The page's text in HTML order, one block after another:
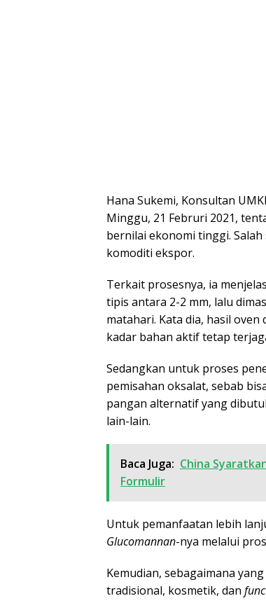
Hana Sukemi, Konsultan
Minggu, 21 Februri 2021,
bernilai ekonomi tinggi.
komoditi ekspor.
Terkait prosesnya, ia
tipis antara 2-2 mm, lalu
matahari. Kata dia, hasil
kadar bahan aktif tetap
Sedangkan untuk proses
pemisahan oksalat, sebab
pangan alternatif yang
lain-lain.
Baca Juga: China
Formulir
Untuk pemanfaatan lebih
Glucomannan-nya melalui
Kemudian, sebagaimana
tradisional, kosmetik, dan